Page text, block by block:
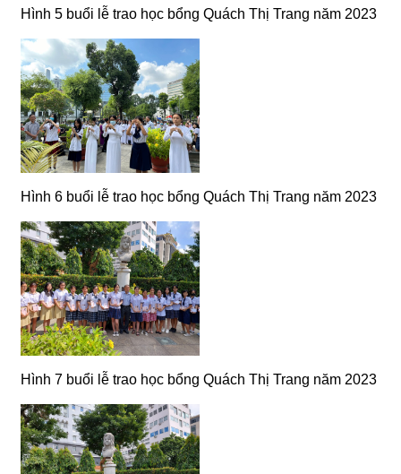
Hình 5 buổi lễ trao học bổng Quách Thị Trang năm 2023
Hình 6 buổi lễ trao học bổng Quách Thị Trang năm 2023
Hình 7 buổi lễ trao học bổng Quách Thị Trang năm 2023